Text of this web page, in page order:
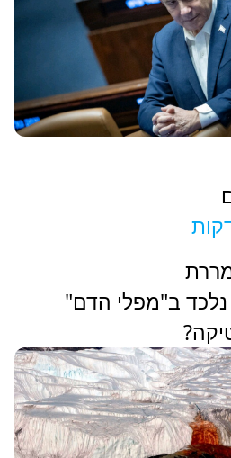
ב"מפלי הדם"